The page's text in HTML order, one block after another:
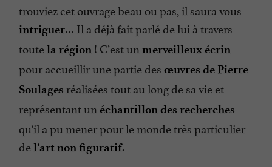
trouviez cet ouvrage beau ou pas, il saura vous
intriguer… Il a déjà fait parlé de lui à travers
toutela région ! C’est un merveilleux écrin
pour accueillir une partie des œuvres de Pierre
Soulages réalisées tout au long de sa vie et
représentant un échantillon des recherches
qu’il a pu mener pour le monde très particulier
del’art non figuratif.